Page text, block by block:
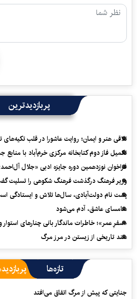
پربازدیدترین
تلاقی هنر و ایمان؛ روایت عاشورا در قلب تکیه‌های
تکمیل فاز دوم کتابخانه مرکزی خرم‌آباد با منابع
فراخوان نوزدهمین دوره جایزه ادبی «جلال
وزیر فرهنگ درگذشت فرهنگ شکوهی را تسلیت
پشت نام دولت‌آبادی، سال‌ها تلاش و ایستادگی
سامسای عاشق، آدم می‌شود
«سفرِ عمر»؛ خاطرات ماندگار بانی چنارهای
سند تاریخی از زیستن در مرز مرگ
تازه‌ها
جنایتی که پیش از مرگ اتفاق می‌افتد